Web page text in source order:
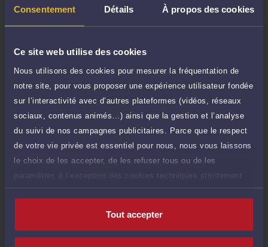
Consentement Détails À propos des cookies
Ce site web utilise des cookies
Nous utilisons des cookies pour mesurer la fréquentation de
notre site, pour vous proposer une expérience utilisateur fondée
sur l’interactivité avec d’autres plateformes (vidéos, réseaux
sociaux, contenus animés…) ainsi que la gestion et l’analyse
du suivi de nos campagnes publicitaires. Parce que le respect
de votre vie privée est essentiel pour nous, nous vous laissons
le choix de les accepter, de les refuser tous ou de les
paramétrer, à l’exception des cookies techniques strictement
nécessaires au fonctionnement du site.
Tout accepter
Réponse concise à votre question (moins TTC
Consultation écrite
Etude de votre dossier + possibilité
d'ajout d'une pièce jointe
375 €
Consulter par écrit
Compétences
Droit de la propriété intellectuelle